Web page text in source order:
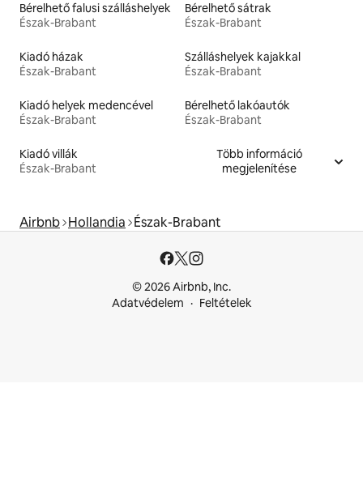
Bérelhető falusi szálláshelyek
Észak-Brabant
Bérelhető sátrak
Észak-Brabant
Kiadó házak
Észak-Brabant
Szálláshelyek kajakkal
Észak-Brabant
Kiadó helyek medencével
Észak-Brabant
Bérelhető lakóautók
Észak-Brabant
Kiadó villák
Észak-Brabant
Több információ
megjelenítése
Airbnb Hollandia Észak-Brabant
© 2026 Airbnb, Inc.
Adatvédelem
Feltételek